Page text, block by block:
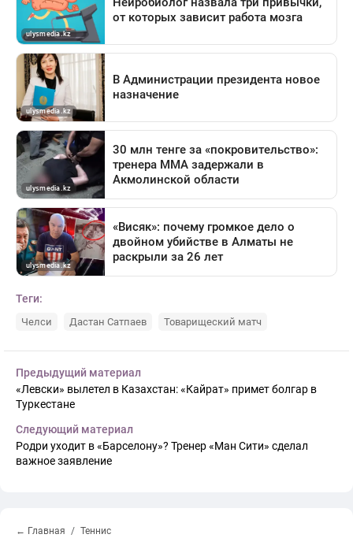
Теги:
Челси Дастан Сатпаев Товарищеский матч
Предыдущий материал
«Левски» вылетел в Казахстан: «Кайрат» примет болгар в
Туркестане
Следующий материал
Родри уходит в «Барселону»? Тренер «Ман Сити» сделал
важное заявление
← Главная Теннис